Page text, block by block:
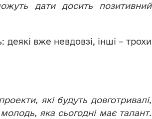
дати досить позитивний
деякі вже невдовзі, інші – трохи
які будуть довготривалі,
яка сьогодні має талант.